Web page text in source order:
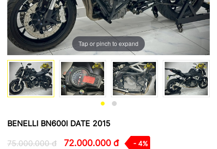
Tap or pinch to expand
BENELLI BN600I DATE 2015
75.000.000 đ 72.000.000 đ - 4%